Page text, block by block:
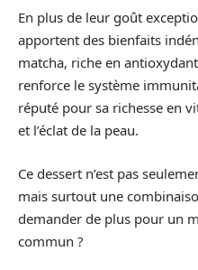
En plus de leur goût
apportent des bienfaits
matcha, riche en
renforce le système
réputé pour sa richesse en
et l’éclat de la peau.
Ce dessert n’est pas
mais surtout une
demander de plus pour un
commun ?